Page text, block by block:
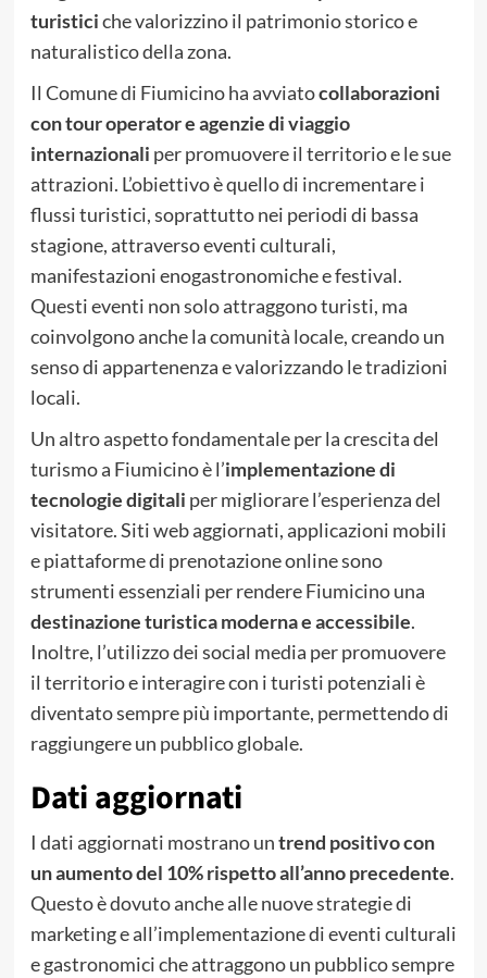
turisticiche valorizzino il patrimonio storico e
naturalistico della zona.
Il Comune di Fiumicino ha avviatocollaborazioni
con tour operator e agenzie di viaggio
internazionali per promuovere il territorio e le sue
attrazioni. L’obiettivo è quello di incrementare i
flussi turistici, soprattutto nei periodi di bassa
stagione, attraverso eventi culturali,
manifestazioni enogastronomiche e festival.
Questi eventi non solo attraggono turisti, ma
coinvolgono anche la comunità locale, creando un
senso di appartenenza e valorizzando le tradizioni
locali.
Un altro aspetto fondamentale per la crescita del
turismo a Fiumicino è l’implementazione di
tecnologie digitali per migliorare l’esperienza del
visitatore. Siti web aggiornati, applicazioni mobili
e piattaforme di prenotazione online sono
strumenti essenziali per rendere Fiumicino una
destinazione turistica moderna e accessibile.
Inoltre, l’utilizzo dei social media per promuovere
il territorio e interagire con i turisti potenziali è
diventato sempre più importante, permettendo di
raggiungere un pubblico globale.
Dati aggiornati
I dati aggiornati mostrano untrend positivo con
un aumento del 10% rispetto all’anno precedente.
Questo è dovuto anche alle nuove strategie di
marketing e all’implementazione di eventi culturali
e gastronomici che attraggono un pubblico sempre